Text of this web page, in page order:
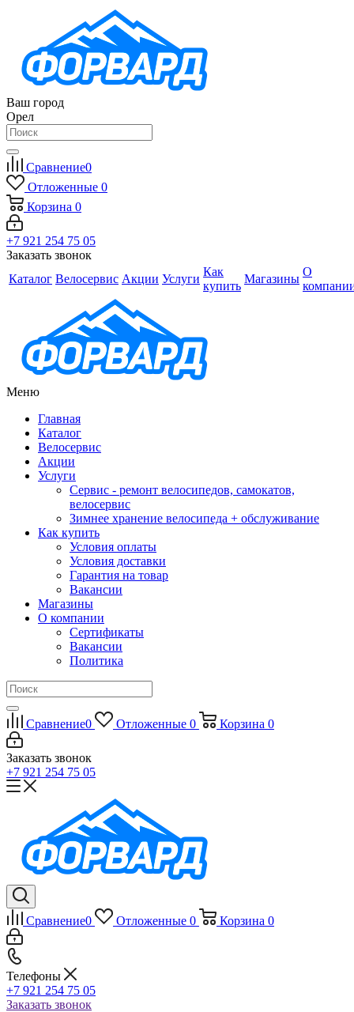
Ваш город
Орел
Сравнение0
Отложенные 0
Корзина 0
+7 921 254 75 05
Заказать звонок
Каталог Велосервис Акции Услуги
Как
купить
Магазины
О
Меню
Главная
Каталог
Велосервис
Акции
Услуги
Сервис - ремонт велосипедов, самокатов,
велосервис
Зимнее хранение велосипеда + обслуживание
Как купить
Условия оплаты
Условия доставки
Гарантия на товар
Вакансии
Магазины
О компании
Сертификаты
Вакансии
Политика
Сравнение0 Отложенные 0 Корзина 0
Заказать звонок
+7 921 254 75 05
Сравнение0 Отложенные 0 Корзина 0
Телефоны
+7 921 254 75 05
Заказать звонок